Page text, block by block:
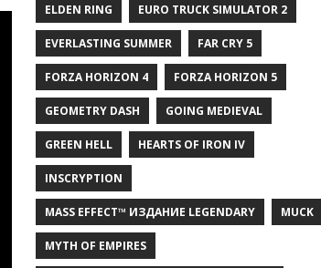
ELDEN RING EURO TRUCK SIMULATOR 2
EVERLASTING SUMMER FAR CRY 5
FORZA HORIZON 4 FORZA HORIZON 5
GEOMETRY DASH GOING MEDIEVAL
GREEN HELL HEARTS OF IRON IV
INSCRYPTION
MASS EFFECT™ ИЗДАНИЕ LEGENDARY MUCK
MYTH OF EMPIRES